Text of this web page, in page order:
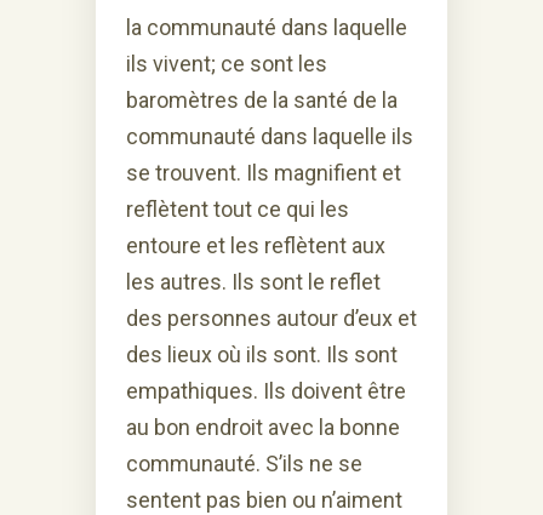
la communauté dans laquelle
ils vivent; ce sont les
baromètres de la santé de la
communauté dans laquelle ils
se trouvent. Ils magnifient et
reflètent tout ce qui les
entoure et les reflètent aux
les autres. Ils sont le reflet
des personnes autour d’eux et
des lieux où ils sont. Ils sont
empathiques. Ils doivent être
au bon endroit avec la bonne
communauté. S’ils ne se
sentent pas bien ou n’aiment